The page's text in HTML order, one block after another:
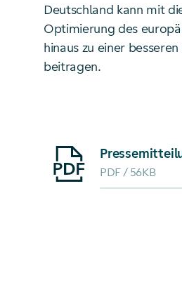
Deutschland kann mit
Optimierung des
hinaus zu einer
beitragen.
Starte Download von:
PDF 56KB